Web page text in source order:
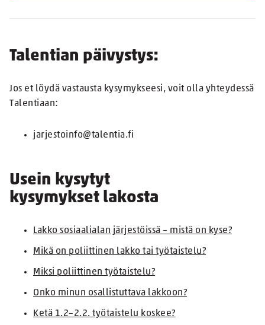
Talentian päivystys:
Jos et löydä vastausta kysymykseesi, voit olla yhteydessä
Talentiaan:
jarjestoinfo@talentia.fi
Usein kysytyt
kysymykset lakosta
Lakko sosiaalialan järjestöissä – mistä on kyse?
Mikä on poliittinen lakko tai työtaistelu?
Miksi poliittinen työtaistelu?
Onko minun osallistuttava lakkoon?
Ketä 1.2–2.2. työtaistelu koskee?